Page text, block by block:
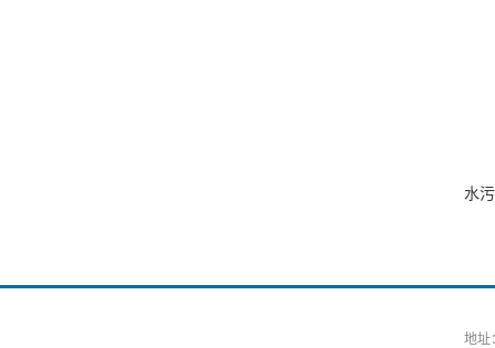
水
地址